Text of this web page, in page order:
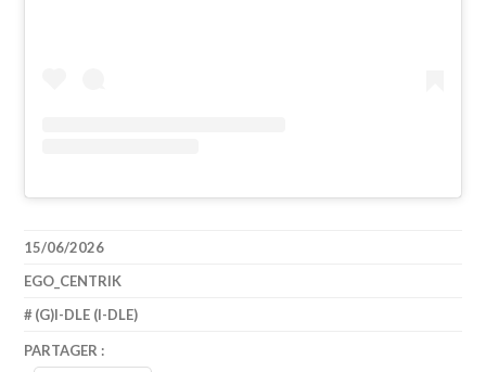
15/06/2026
EGO_CENTRIK
(G)I-DLE (I-DLE)
PARTAGER :